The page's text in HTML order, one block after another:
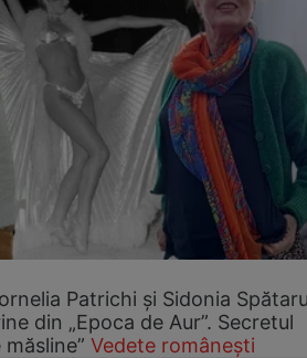
Patrichi și Sidonia
din „Epoca de Aur”. Secretul
Vedete românești